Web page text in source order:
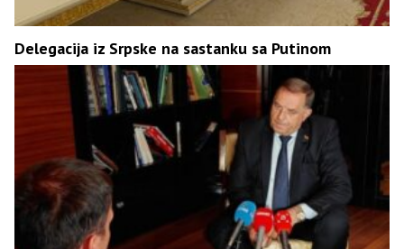
Delegacija iz Srpske na sastanku sa Putinom